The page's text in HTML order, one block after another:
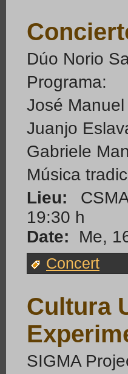
Dúo Norio
Programa:
José
Juanjo
Gabriele
Música
Lieu:
19:30 h
Date:
Me,
Concert
Cultura
SIGMA